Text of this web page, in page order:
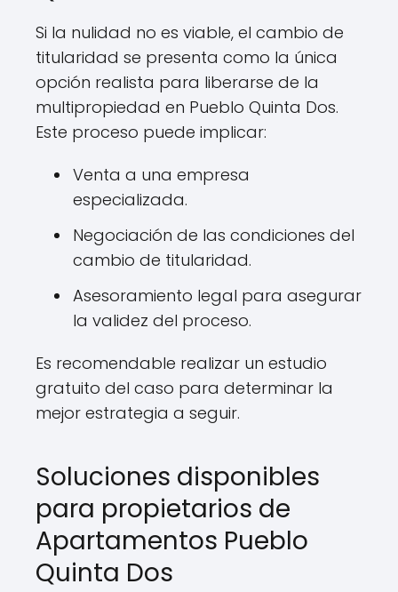
Si la nulidad no es viable, el cambio de
titularidad se presenta como la única
opción realista para liberarse de la
multipropiedad en Pueblo Quinta Dos.
Este proceso puede implicar:
Venta a una empresa
especializada.
Negociación de las condiciones del
cambio de titularidad.
Asesoramiento legal para asegurar
la validez del proceso.
Es recomendable realizar un estudio
gratuito del caso para determinar la
mejor estrategia a seguir.
Soluciones disponibles
para propietarios de
Apartamentos Pueblo
Quinta Dos